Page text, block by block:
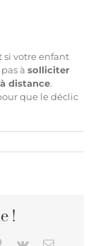
si votre enfant
à solliciter
distance.
que le déclic
!
Pinterest
Vk Email